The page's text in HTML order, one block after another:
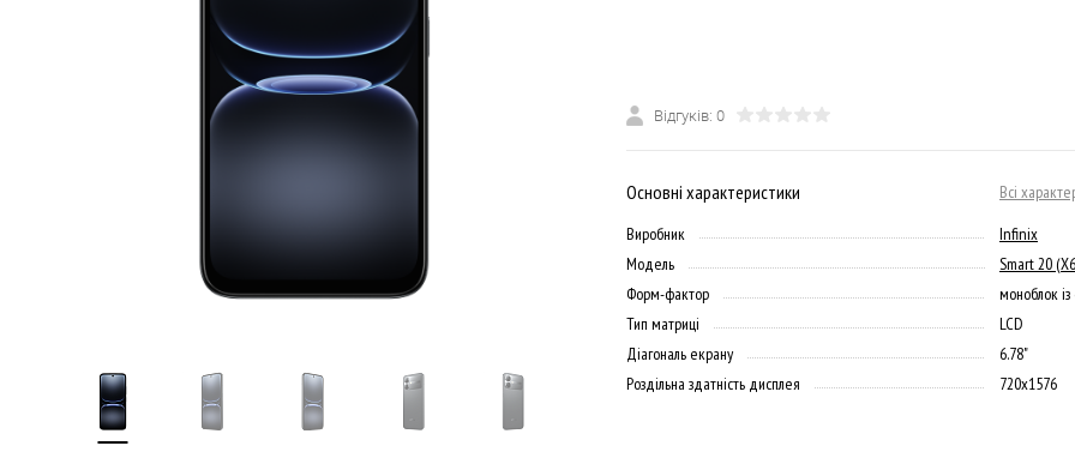
Відгуків: 0
Основні характеристики
Всі
Виробник
Infinix
Модель
Smart 20
Форм-фактор
моноблок
Тип матриці
LCD
Діагональ екрану
6.78"
Роздільна здатність дисплея
720x1576